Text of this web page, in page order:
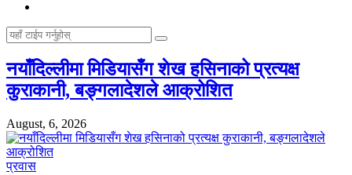
नयाँदिल्लीमा मिडियासँग शेख हसिनाको प्रत्यक्ष
कुराकानी, बङ्गलादेशले आक्रोशित
August, 6, 2026
प्रवास